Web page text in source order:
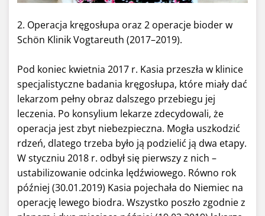
2. Operacja kręgosłupa oraz 2 operacje bioder w
Schön Klinik Vogtareuth (2017–2019).
Pod koniec kwietnia 2017 r. Kasia przeszła w klinice
specjalistyczne badania kręgosłupa, które miały dać
lekarzom pełny obraz dalszego przebiegu jej
leczenia. Po konsylium lekarze zdecydowali, że
operacja jest zbyt niebezpieczna. Mogła uszkodzić
rdzeń, dlatego trzeba było ją podzielić ją dwa etapy.
W styczniu 2018 r. odbył się pierwszy z nich –
ustabilizowanie odcinka lędźwiowego. Równo rok
później (30.01.2019) Kasia pojechała do Niemiec na
operację lewego biodra. Wszystko poszło zgodnie z